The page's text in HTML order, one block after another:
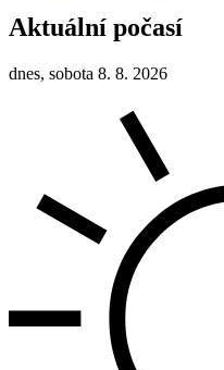
Aktuální počasí
dnes, sobota 8. 8. 2026